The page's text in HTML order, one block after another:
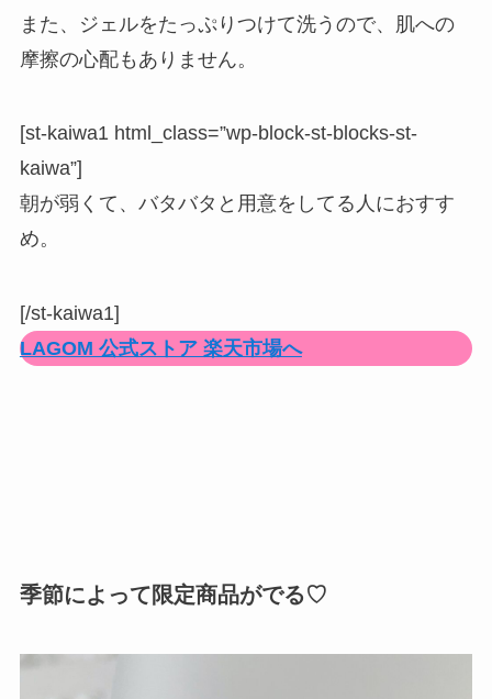
また、ジェルをたっぷりつけて洗うので、
肌への
摩擦の心配もありません。
[st-kaiwa1 html_class=”wp-block-st-blocks-st-
kaiwa”]
朝が弱くて、バタバタと用意をしてる人におすす
め。
[/st-kaiwa1]
LAGOM 公式ストア 楽天市場へ
季節によって限定商品がでる♡